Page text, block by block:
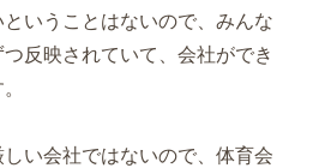
いうことはないので、みんな
反映されていて、会社ができ
い会社ではないので、体育会